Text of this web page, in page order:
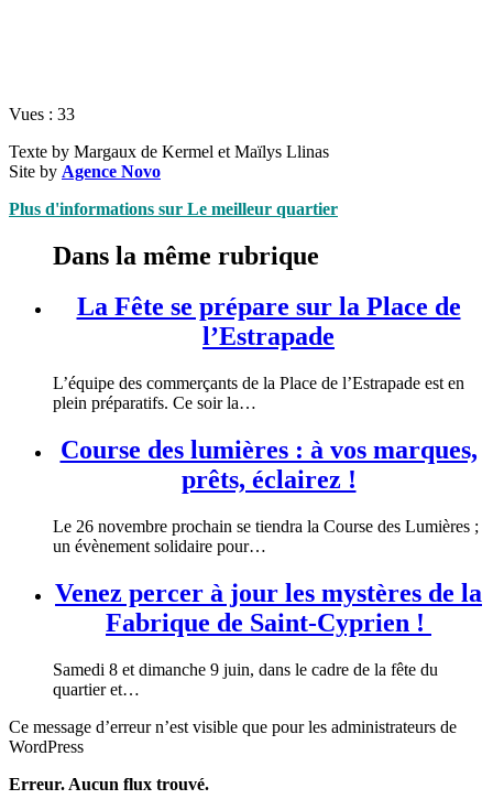
Vues : 33
Texte by Margaux de Kermel et Maïlys Llinas
Site by Agence Novo
Plus d'informations sur Le meilleur quartier
Dans la même rubrique
La Fête se prépare sur la Place de
l’Estrapade
L’équipe des commerçants de la Place de l’Estrapade est en
plein préparatifs. Ce soir la…
Course des lumières : à vos marques,
prêts, éclairez !
Le 26 novembre prochain se tiendra la Course des Lumières ;
un évènement solidaire pour…
Venez percer à jour les mystères de la
Fabrique de Saint-Cyprien !
Samedi 8 et dimanche 9 juin, dans le cadre de la fête du
quartier et…
Ce message d’erreur n’est visible que pour les administrateurs de
WordPress
Erreur. Aucun flux trouvé.